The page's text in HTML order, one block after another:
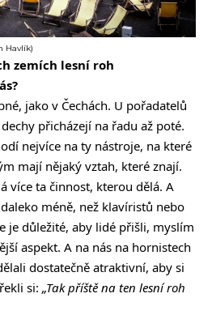
Havlík)
zemích lesní roh
jako v Čechách. U pořadatelů
přicházejí na řadu až poté.
nejvíce na ty nástroje, na které
mají nějaký vztah, které znají.
více ta činnost, kterou dělá. A
méně, než klavíristů nebo
je důležité, aby lidé přišli, myslím
aspekt. A na nás na hornistech
dostatečně atraktivní, aby si
si: „Tak příště na ten lesní roh